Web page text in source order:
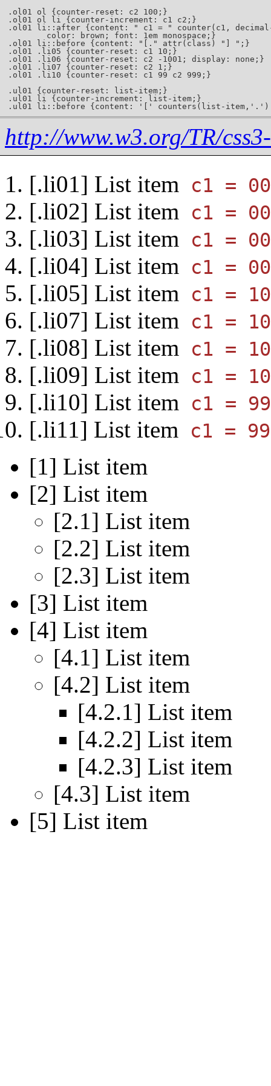
http://www.w3.org/TR/
List item
List item
List item
List item
List item
List item
List item
List item
List item
List item
List item
List item
List item
List item
List item
List item
List item
List item
List item
List item
List item
List item
List item
List item